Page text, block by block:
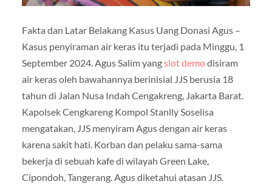
Fakta dan Latar Belakang Kasus Uang Donasi Agus –
Kasus penyiraman air keras itu terjadi pada Minggu, 1
September 2024. Agus Salim yangslot demodisiram
air keras oleh bawahannya berinisial JJS berusia 18
tahun di Jalan Nusa Indah Cengakreng, Jakarta Barat.
Kapolsek Cengkareng Kompol Stanlly Soselisa
mengatakan, JJS menyiram Agus dengan air keras
karena sakit hati. Korban dan pelaku sama-sama
bekerja di sebuah kafe di wilayah Green Lake,
Cipondoh, Tangerang. Agus diketahui atasan JJS.